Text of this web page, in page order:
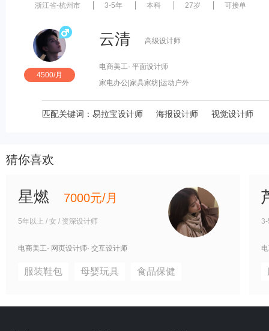
浙江省-杭州市 3-5年 本科 27岁 可接单
4500/月
云清 高级设计师
电商美工· 平面设计师
家电办公 |家具家纺 |运动户外
匹配关键词： 易拉宝设计师 海报设计师 视觉设计师
猜你喜欢
星燃 7000元/月
5年以上 / 女 / 资深设计师
电商美工· 网页设计师· 交互设计师
服装鞋包 母婴玩具 食品保健
3-